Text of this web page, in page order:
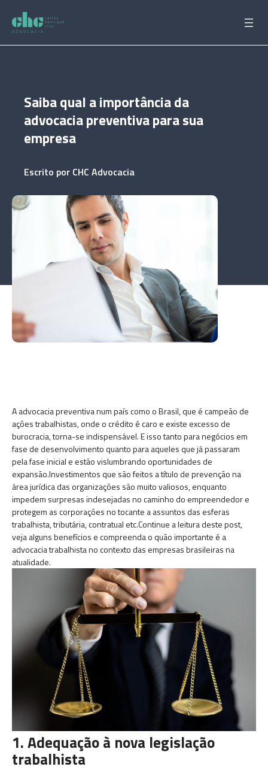
para
conteúdo
Saiba qual a importância da
advocacia preventiva para sua
empresa
Escrito por CHC Advocacia
A advocacia preventiva num país como o Brasil, que é campeão de
ações trabalhistas, onde o crédito é caro e existe excesso de
burocracia, torna-se indispensável.E isso tanto para negócios em
fase de desenvolvimento quanto para aqueles que já passaram
pela fase inicial e estão vislumbrando oportunidades de
expansão.Investimentos que são feitos a título de prevenção na
área jurídica das organizações são muito valiosos, enquanto
impedem surpresas indesejadas no caminho do empreendedor e
protegem as corporações no tocante a assuntos das esferas
trabalhista, tributária, contratual etc.Continue a leitura deste post,
veja alguns benefícios e compreenda o quão importante é a
advocacia trabalhista no contexto das empresas brasileiras na
atualidade.
1. Adequação à nova legislação
trabalhista